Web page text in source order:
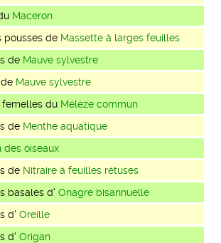
Maceron
pousses de Massette à larges feuilles
de Mauve sylvestre
Mauve sylvestre
femelles du Mélèze commun
de Menthe aquatique
des oiseaux
de Nitraire à feuilles rétuses
basales d' Onagre bisannuelle
d' Oreille
d' Origan